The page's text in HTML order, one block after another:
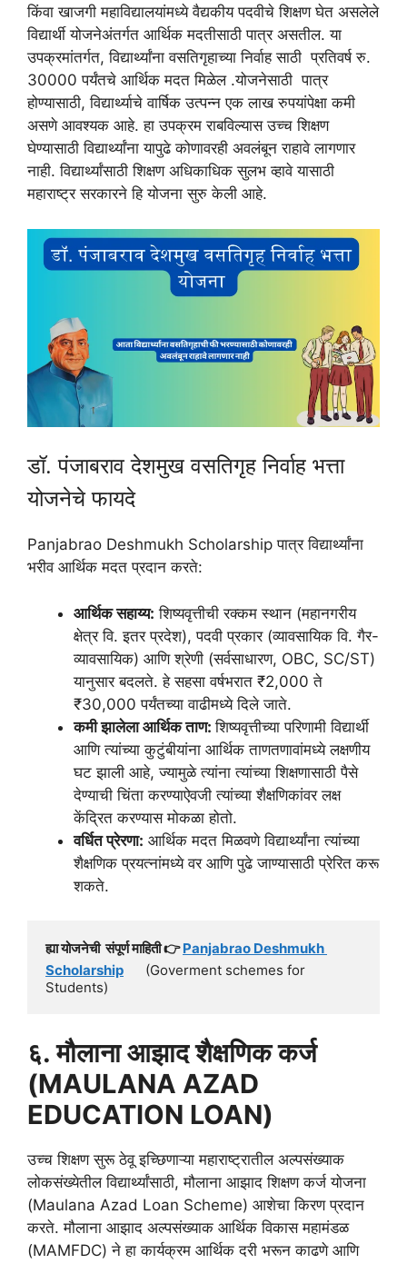
किंवा खाजगी महाविद्यालयांमध्ये वैद्यकीय पदवीचे शिक्षण घेत असलेले
विद्यार्थी योजनेअंतर्गत आर्थिक मदतीसाठी पात्र असतील. या
उपक्रमांतर्गत, विद्यार्थ्यांना वसतिगृहाच्या निर्वाह साठी प्रतिवर्ष रु.
30000 पर्यंतचे आर्थिक मदत मिळेल .योजनेसाठी पात्र
होण्यासाठी, विद्यार्थ्याचे वार्षिक उत्पन्न एक लाख रुपयांपेक्षा कमी
असणे आवश्यक आहे. हा उपक्रम राबविल्यास उच्च शिक्षण
घेण्यासाठी विद्यार्थ्यांना यापुढे कोणावरही अवलंबून राहावे लागणार
नाही. विद्यार्थ्यांसाठी शिक्षण अधिकाधिक सुलभ व्हावे यासाठी
महाराष्ट्र सरकारने हि योजना सुरु केली आहे.
डॉ. पंजाबराव देशमुख वसतिगृह निर्वाह भत्ता
योजनेचे फायदे
Panjabrao Deshmukh Scholarship पात्र विद्यार्थ्यांना
भरीव आर्थिक मदत प्रदान करते:
आर्थिक सहाय्य: शिष्यवृत्तीची रक्कम स्थान (महानगरीय
क्षेत्र वि. इतर प्रदेश), पदवी प्रकार (व्यावसायिक वि. गैर-
व्यावसायिक) आणि श्रेणी (सर्वसाधारण, OBC, SC/ST)
यानुसार बदलते. हे सहसा वर्षभरात ₹2,000 ते
₹30,000 पर्यंतच्या वाढीमध्ये दिले जाते.
कमी झालेला आर्थिक ताण:शिष्यवृत्तीच्या परिणामी विद्यार्थी
आणि त्यांच्या कुटुंबीयांना आर्थिक ताणतणावांमध्ये लक्षणीय
घट झाली आहे, ज्यामुळे त्यांना त्यांच्या शिक्षणासाठी पैसे
देण्याची चिंता करण्याऐवजी त्यांच्या शैक्षणिकांवर लक्ष
केंद्रित करण्यास मोकळा होतो.
वर्धित प्रेरणा: आर्थिक मदत मिळवणे विद्यार्थ्यांना त्यांच्या
शैक्षणिक प्रयत्नांमध्ये वर आणि पुढे जाण्यासाठी प्रेरित करू
शकते.
ह्या योजनेची  संपूर्ण माहिती 👉 Panjabrao Deshmukh
Scholarship
      (Goverment schemes for
Students)
६. मौलाना आझाद शैक्षणिक कर्ज
(MAULANA AZAD
EDUCATION LOAN)
उच्च शिक्षण सुरू ठेवू इच्छिणाऱ्या महाराष्ट्रातील अल्पसंख्याक
लोकसंख्येतील विद्यार्थ्यांसाठी, मौलाना आझाद शिक्षण कर्ज योजना
(Maulana Azad Loan Scheme) आशेचा किरण प्रदान
करते. मौलाना आझाद अल्पसंख्याक आर्थिक विकास महामंडळ
(MAMFDC) ने हा कार्यक्रम आर्थिक दरी भरून काढणे आणि